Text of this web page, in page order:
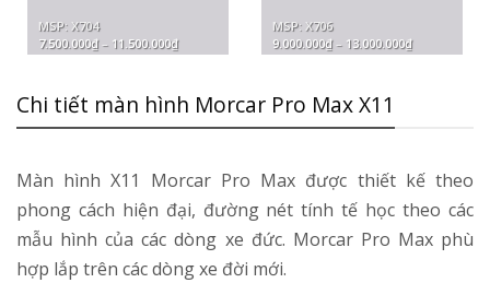
MSP: X704
7.500.000₫ – 11.500.000₫Khoảng
giá:
11.500.000₫
MSP: X706
9.000.000₫ – 13.000.000₫Khoảng
giá:
Chi tiết màn hình Morcar Pro Max X11
Màn hình X11 Morcar Pro Max được thiết kế theo
phong cách hiện đại, đường nét tính tế học theo các
mẫu hình của các dòng xe đức. Morcar Pro Max phù
hợp lắp trên các dòng xe đời mới.